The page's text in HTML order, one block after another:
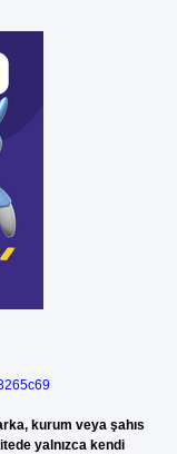
kurum veya şahıs
yalnızca kendi